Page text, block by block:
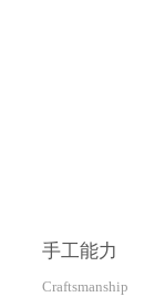
手工能力
Craftsmanship